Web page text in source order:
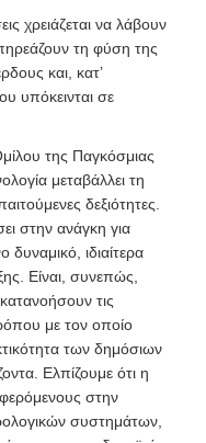
χρειάζεται να λάβουν
τη φύση της
και, κατ’
υπόκεινται σε
της Παγκόσμιας
μεταβάλλει τη
δεξιότητες.
στην ανάγκη για
ιδιαίτερα
Είναι, συνεπώς,
τις
με τον οποίο
των δημόσιων
Ελπίζουμε ότι η
στην
συστημάτων,